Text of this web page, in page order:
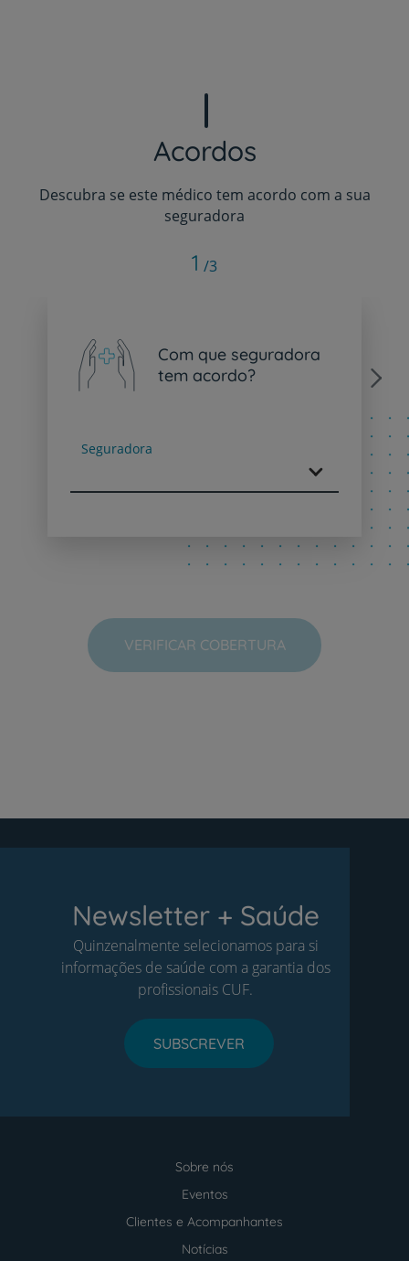
Acordos
Descubra se este médico tem acordo com a sua
seguradora
Com que seguradora
tem acordo?
Seguradora
Next
1 /3
VERIFICAR COBERTURA
Newsletter + Saúde
Quinzenalmente selecionamos para si
informações de saúde com a garantia dos
profissionais CUF.
SUBSCREVER
Sobre nós
Eventos
Clientes e Acompanhantes
Notícias